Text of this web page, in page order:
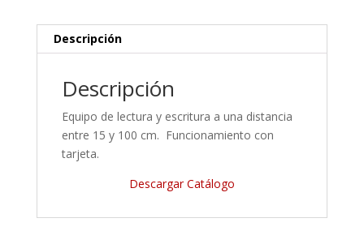
Descripción
Descripción
Equipo de lectura y escritura a una distancia
entre 15 y 100 cm. Funcionamiento con
tarjeta.
Descargar Catálogo